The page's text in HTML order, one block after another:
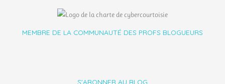
MEMBRE DE LA COMMUNAUTÉ DES PROFS BLOGUEURS
S'ABONNER AU BLOG